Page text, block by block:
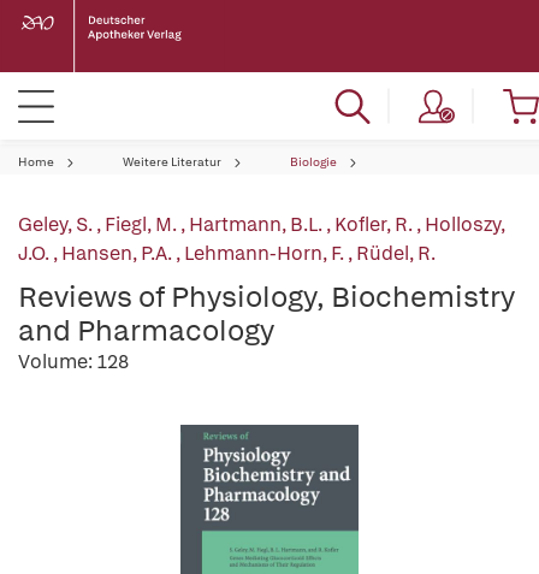
Home Weitere Literatur Biologie
Geley, S.,Fiegl, M.,Hartmann, B.L.,Kofler, R.,Holloszy,
J.O.,Hansen, P.A.,Lehmann-Horn, F.,Rüdel, R.
Reviews of Physiology, Biochemistry
and Pharmacology
Volume: 128